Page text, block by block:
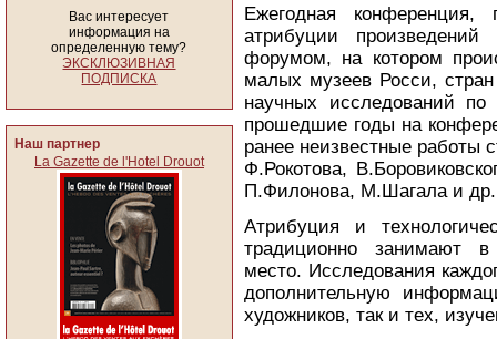
Вас интересует
информация на
определенную тему?
ЭКСКЛЮЗИВНАЯ
ПОДПИСКА
Наш партнер
La Gazette de l'Hotel Drouot
Ежегодная
атрибуции
форумом, на котором
малых музеев Росси,
научных исследований
прошедшие годы на
ранее неизвестные
Ф.Рокотова,
П.Филонова, М.Шагала и др.
Атрибуция и
традиционно занимают в
место. Исследования
дополнительную
художников, так и тех,